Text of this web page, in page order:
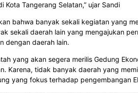
Kota Tangerang Selatan,” ujar Sandi
bahwa banyak sekali kegiatan yang
sekali daerah lain yang mengajukan
dengan daerah lain.
yang akan segera merilis Gedung
Karena, tidak banyak daerah yang
yang fokus terhadap pengembangan